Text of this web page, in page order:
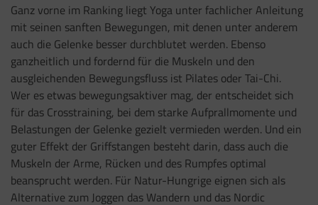
Ganz vorne im Ranking liegt Yoga unter fachlicher Anleitung
mit seinen sanften Bewegungen, mit denen unter anderem
auch die Gelenke besser durchblutet werden. Ebenso
ganzheitlich und fordernd für die Muskeln und den
ausgleichenden Bewegungsfluss ist Pilates oder Tai-Chi.
Wer es etwas bewegungsaktiver mag, der entscheidet sich
für das Crosstraining, bei dem starke Aufprallmomente und
Belastungen der Gelenke gezielt vermieden werden. Und ein
guter Effekt der Griffstangen besteht darin, dass auch die
Muskeln der Arme, Rücken und des Rumpfes optimal
beansprucht werden. Für Natur-Hungrige eignen sich als
Alternative zum Joggen das Wandern und das Nordic